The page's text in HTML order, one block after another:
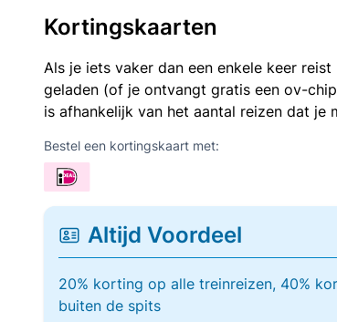
Kortingskaarten
Als je iets vaker dan een enkele keer
geladen (of je ontvangt gratis een ov-
is afhankelijk van het aantal reizen dat
Bestel een kortingskaart met:
Altijd Voordeel
20% korting op alle treinreizen, 40%
buiten de spits